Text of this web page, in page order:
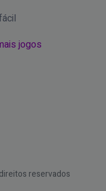
jogos
reservados